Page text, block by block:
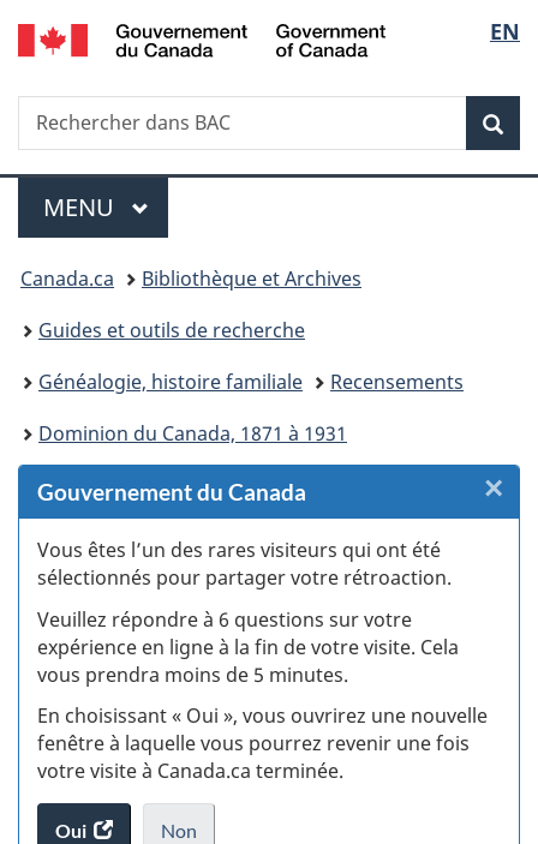
Passer
au
Passer
au
Passer
à
du
Passer
à
simplifiée
de
la
EN
Recherche
Rechercher
dans
Menu
MENU PRINCIPAL
Vous
êtes
ici :
Canada.ca
Bibliothèque et Archives
Guides et outils de recherche
Généalogie, histoire familiale
Recensements
Dominion du Canada, 1871 à 1931
Gouvernement du Canada
Vous êtes l’un des rares visiteurs qui ont été
sélectionnés pour partager votre rétroaction.
Veuillez répondre à 6 questions sur votre
expérience en ligne à la fin de votre visite. Cela
vous prendra moins de 5 minutes.
En choisissant « Oui », vous ouvrirez une nouvelle
fenêtre à laquelle vous pourrez revenir une fois
votre visite à Canada.ca terminée.
Oui
accéder
Non
×